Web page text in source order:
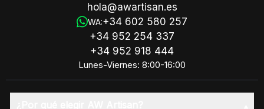
hola@awartisan.es
WA:+34 602 580 257
+34 952 254 337
+34 952 918 444
Lunes-Viernes: 8:00-16:00